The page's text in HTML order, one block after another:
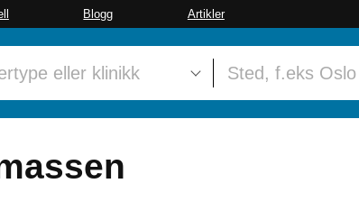
Blogg Artikler